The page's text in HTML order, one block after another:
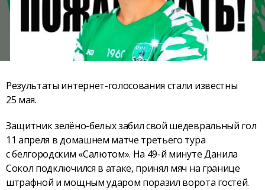
Результаты интернет-голосования стали известны
25 мая.
Защитник зелёно-белых забил свой шедевральный гол
11 апреля в домашнем матче третьего тура
с белгородским «Салютом». На 49-й минуте Данила
Сокол подключился в атаке, принял мяч на границе
штрафной и мощным ударом поразил ворота гостей.